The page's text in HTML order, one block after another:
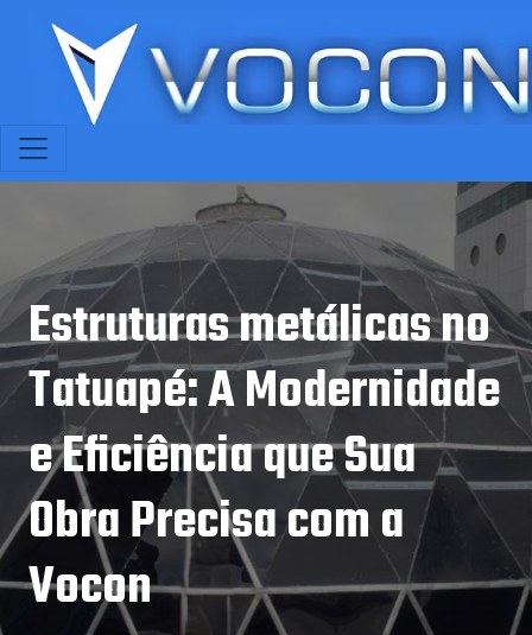
Estruturas metálicas no
Tatuapé: A Modernidade
e Eficiência que Sua
Obra Precisa com a
Vocon